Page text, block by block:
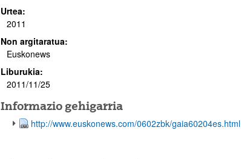
Urtea:
2011
Non argitaratua:
Euskonews
Liburukia:
2011/11/25
Informazio gehigarria
http://www.euskonews.com/0602zbk/gaia60204es.html